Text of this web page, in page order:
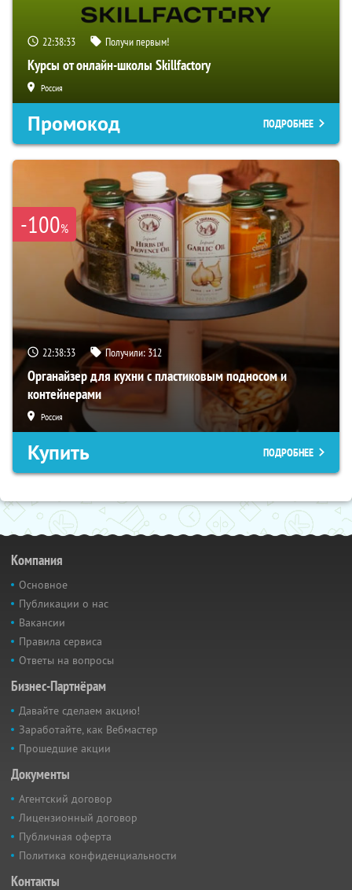
22:38:31 Получи первым!
Курсы от онлайн-школы Skillfactory
Россия
Промокод ПОДРОБНЕЕ
-100%
22:38:31 Получили: 312
Органайзер для кухни с пластиковым подносом и
контейнерами
Россия
Купить ПОДРОБНЕЕ
Компания
Основное
Публикации о нас
Вакансии
Правила сервиса
Ответы на вопросы
Бизнес-Партнёрам
Давайте сделаем акцию!
Заработайте, как Вебмастер
Прошедшие акции
Документы
Агентский договор
Лицензионный договор
Публичная оферта
Политика конфиденциальности
Контакты